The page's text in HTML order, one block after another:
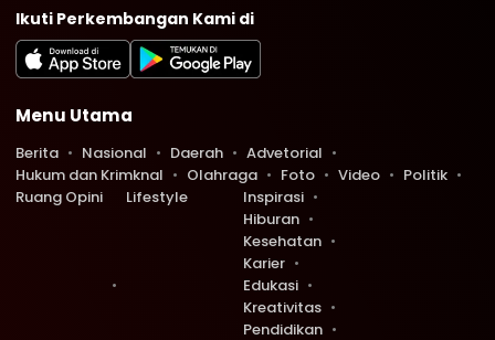
Ikuti Perkembangan Kami di
Menu Utama
Berita Nasional Daerah
Advetorial
Hukum dan Krimknal
Olahraga Foto Video
Politik
Ruang Opini
Lifestyle
Inspirasi
Hiburan
Kesehatan
Karier
Edukasi
Kreativitas
Pendidikan